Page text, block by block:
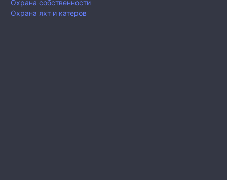
Охрана собственности
Охрана яхт и катеров